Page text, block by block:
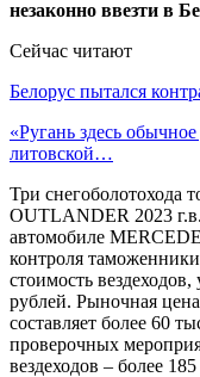
Сейчас читают
Белорус пытался
«Ругань здесь
литовской…
Три снегоболотохода
OUTLANDER 2023
автомобиле
контроля
стоимость
рублей. Рыночная цена
составляет более 60
проверочных
вездеходов – более